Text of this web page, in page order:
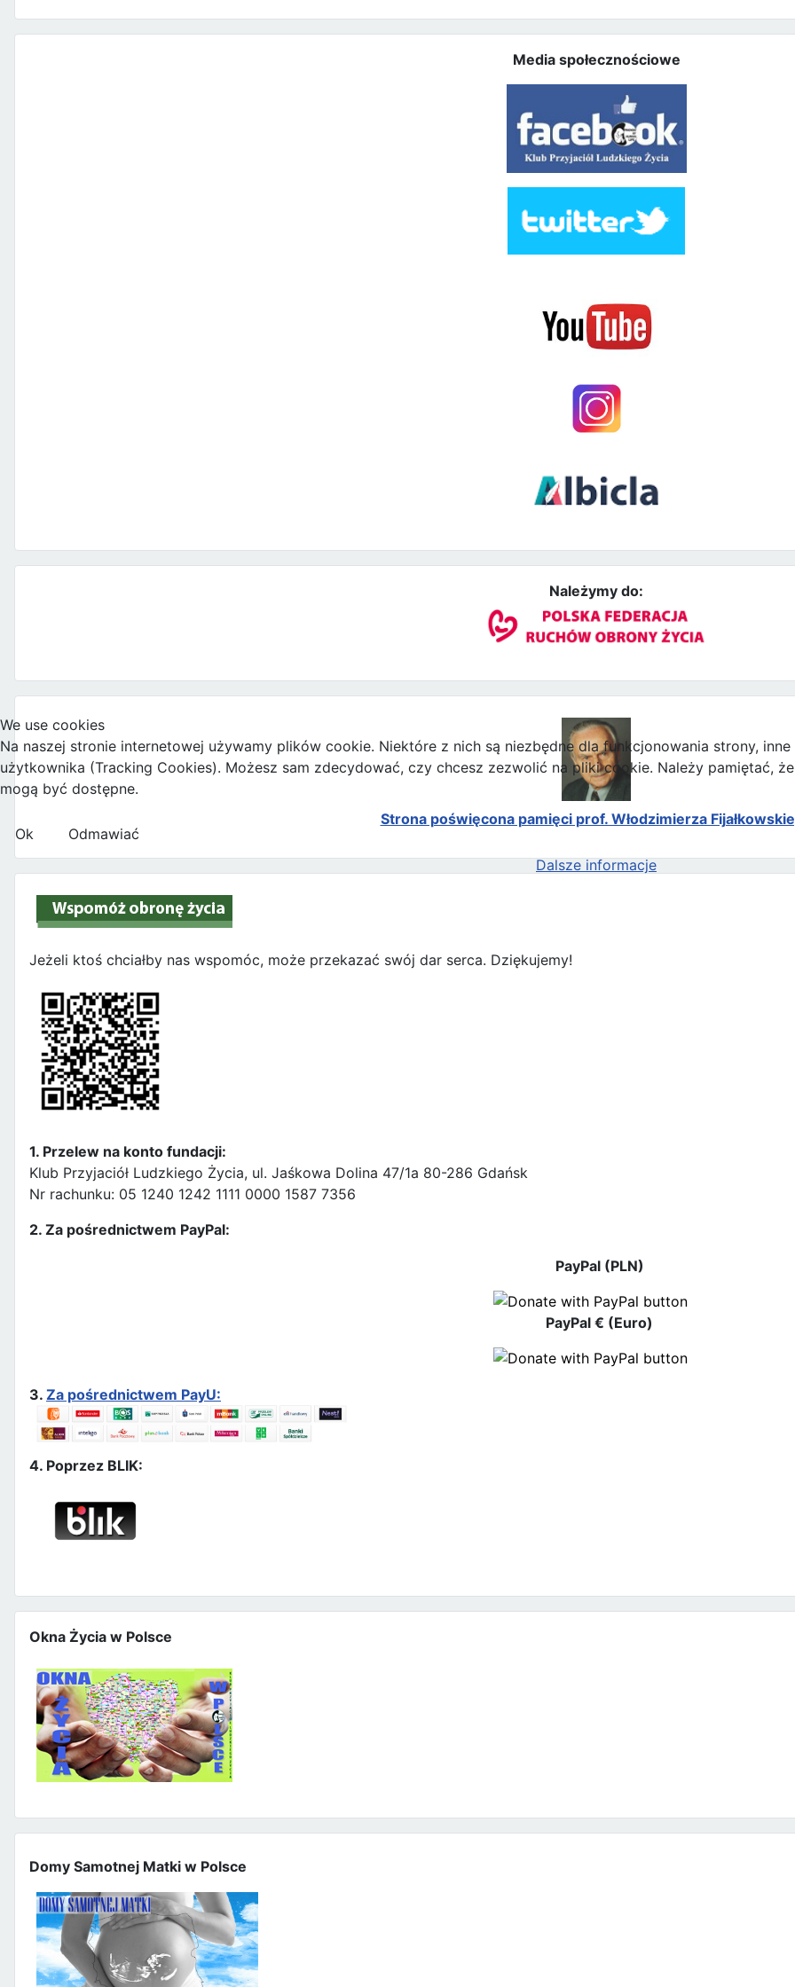
Media społecznościowe
Należymy do:
Strona poświęcona pamięci prof. Włodzimierza
Jeżeli ktoś chciałby nas wspomóc, może przekazać swój dar serca. Dziękujemy!
1. Przelew na konto fundacji:
Klub Przyjaciół Ludzkiego Życia, ul. Jaśkowa Dolina 47/1a 80-286 Gdańsk
Nr rachunku: 05 1240 1242 1111 0000 1587 7356
2. Za pośrednictwem PayPal:
PayPal (PLN)
PayPal € (Euro)
3. Za pośrednictwem PayU:
4. Poprzez BLIK:
Okna Życia w Polsce
Domy Samotnej Matki w Polsce
We use cookies
Na naszej stronie internetowej używamy plików cookie. Niektóre z nich są niezbędne dla funkcjonowania strony,
użytkownika (Tracking Cookies). Możesz sam zdecydować, czy chcesz zezwolić na pliki cookie. Należy pamiętać,
mogą być dostępne.
Ok
Odmawiać
Dalsze informacje